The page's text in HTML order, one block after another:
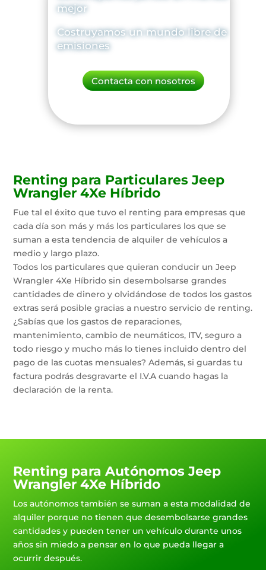
mejor
Costruyamos un mundo libre de
emisiones
Contacta con nosotros
Renting para Particulares Jeep
Wrangler 4Xe Híbrido
Fue tal el éxito que tuvo el renting para empresas que
cada día son más y más los particulares los que se
suman a esta tendencia de alquiler de vehículos a
medio y largo plazo.
Todos los particulares que quieran conducir un Jeep
Wrangler 4Xe Híbrido sin desembolsarse grandes
cantidades de dinero y olvidándose de todos los gastos
extras será posible gracias a nuestro servicio de renting.
¿Sabías que los gastos de reparaciones,
mantenimiento, cambio de neumáticos, ITV, seguro a
todo riesgo y mucho más lo tienes incluido dentro del
pago de las cuotas mensuales? Además, si guardas tu
factura podrás desgravarte el I.V.A cuando hagas la
declaración de la renta.
Renting para Autónomos Jeep
Wrangler 4Xe Híbrido
Los autónomos también se suman a esta modalidad de
alquiler porque no tienen que desembolsarse grandes
cantidades y pueden tener un vehículo durante unos
años sin miedo a pensar en lo que pueda llegar a
ocurrir después.